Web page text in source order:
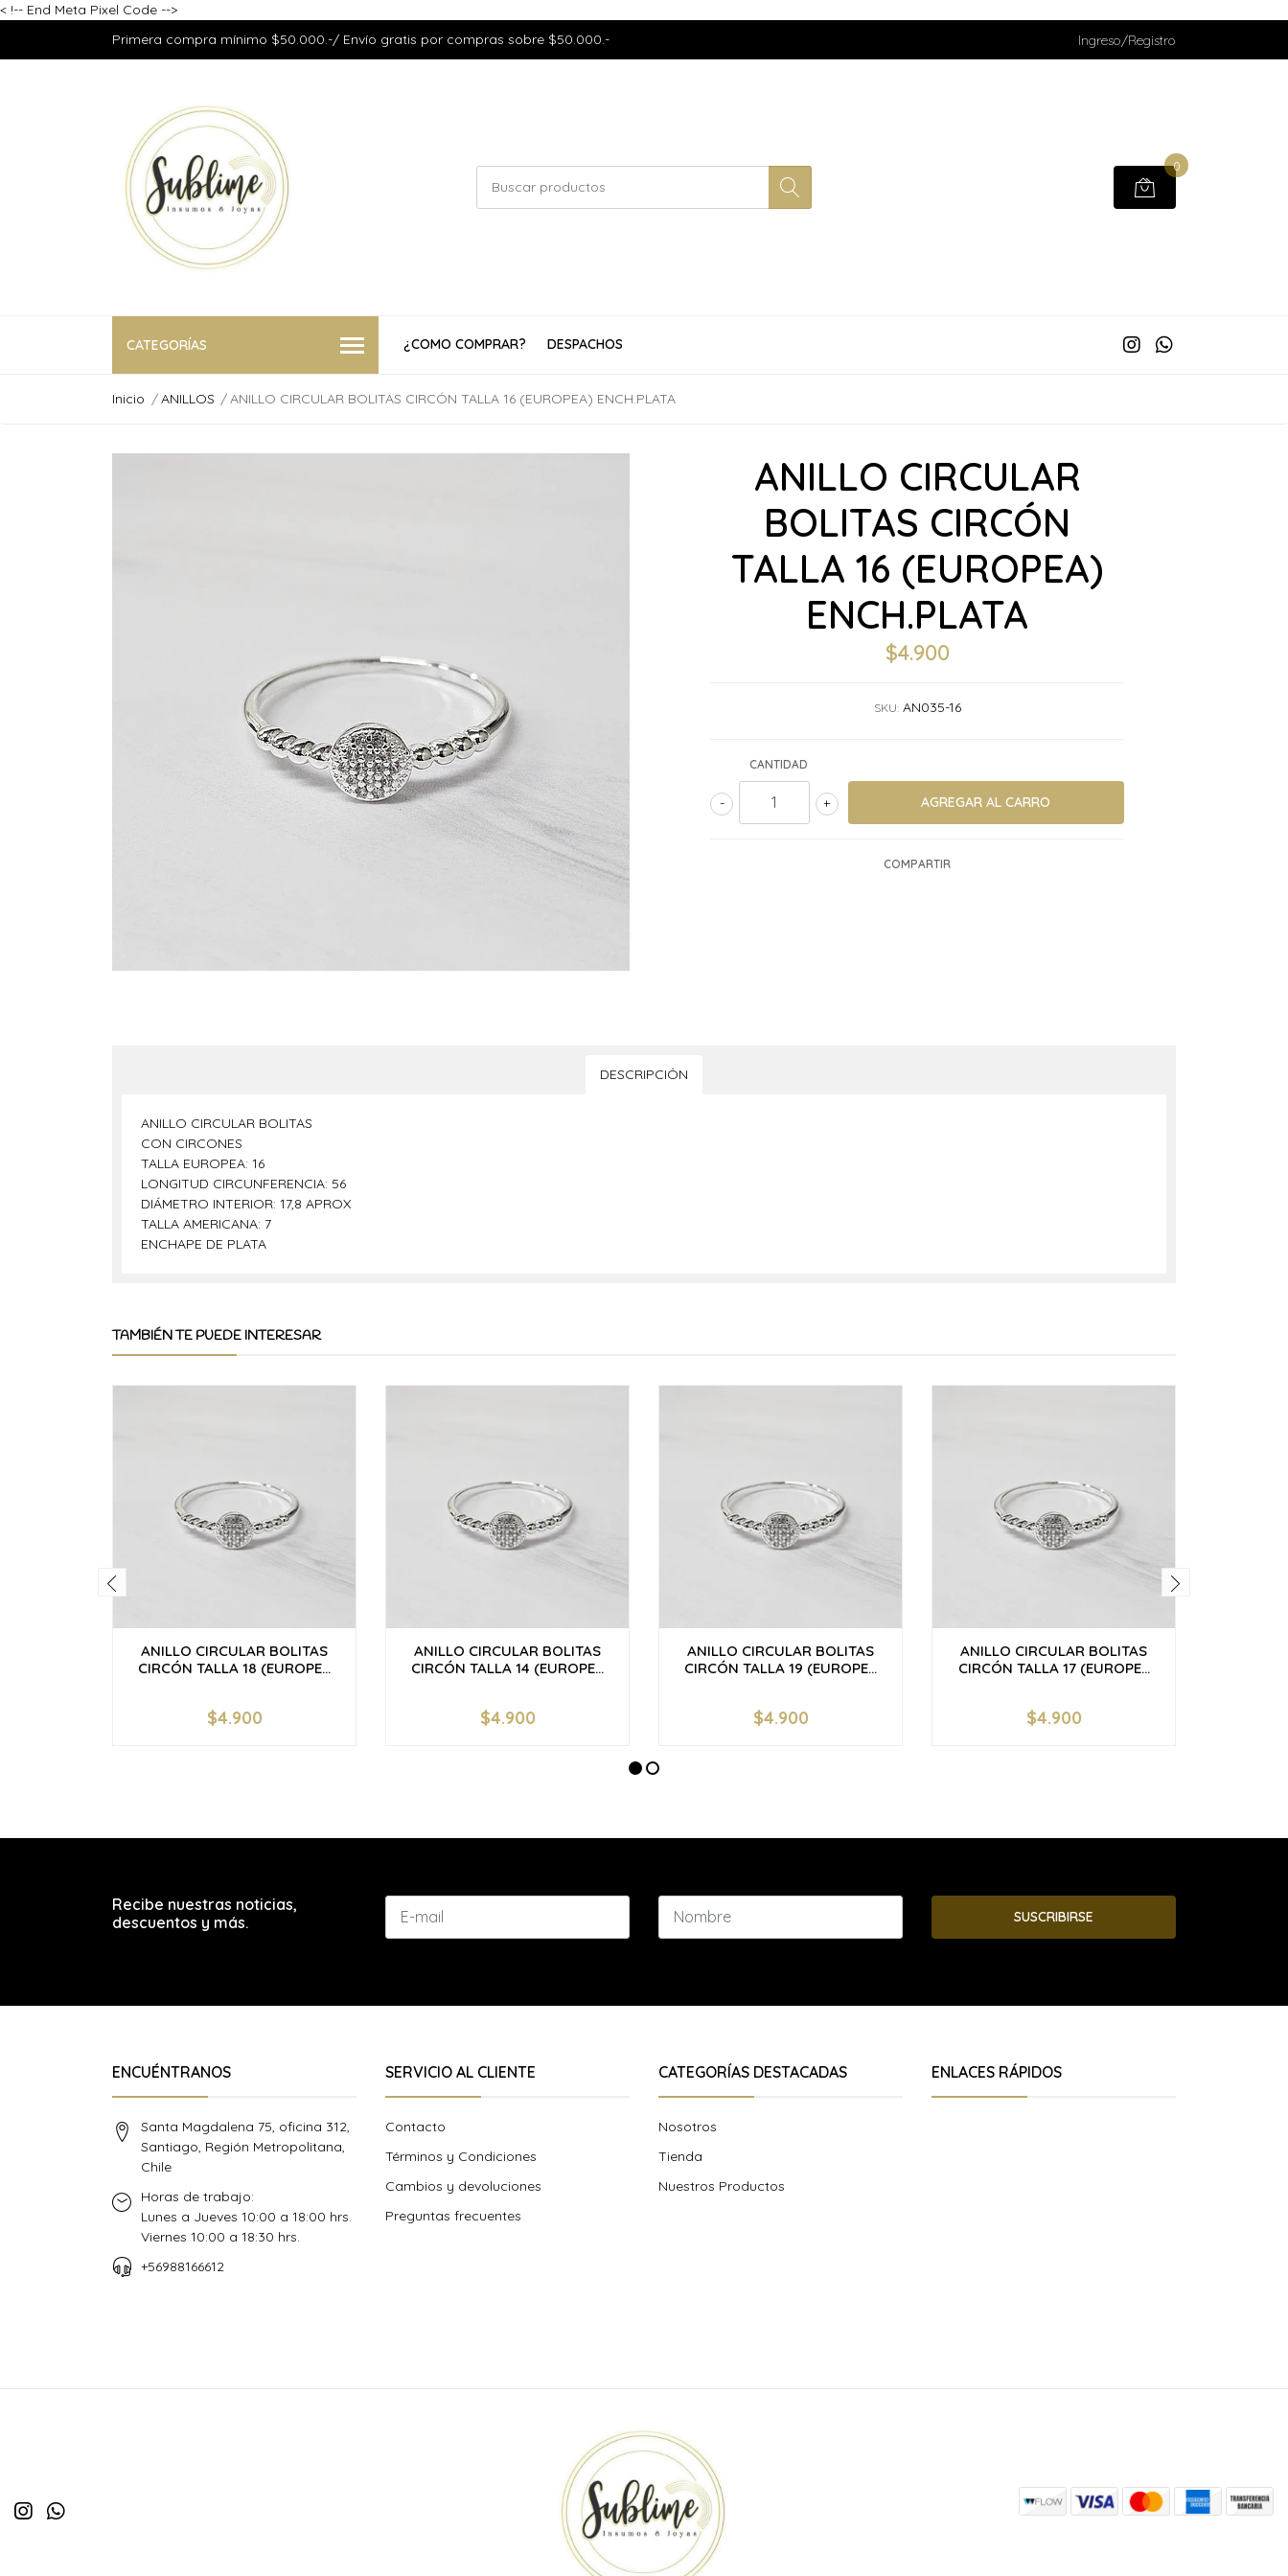
< !-- End Meta Pixel Code -->
Primera compra mínimo $50.000.-/ Envío gratis por compras sobre $50.000.-
Ingreso/Registro
0
CATEGORÍAS ¿COMO COMPRAR? DESPACHOS
Inicio ANILLOS ANILLO CIRCULAR BOLITAS CIRCÓN TALLA 16 (EUROPEA) ENCH.PLATA
ANILLO CIRCULAR
BOLITAS CIRCÓN
TALLA 16 (EUROPEA)
ENCH.PLATA
$4.900
SKU: AN035-16
CANTIDAD
+
-
COMPARTIR
DESCRIPCIÓN
ANILLO CIRCULAR BOLITAS
CON CIRCONES
TALLA EUROPEA: 16
LONGITUD CIRCUNFERENCIA: 56
DIÁMETRO INTERIOR: 17,8 APROX
TALLA AMERICANA: 7
ENCHAPE DE PLATA
TAMBIÉN TE PUEDE INTERESAR
ANILLO CIRCULAR BOLITAS
CIRCÓN TALLA 18 (EUROPE...
+
$4.900
ANILLO CIRCULAR BOLITAS
CIRCÓN TALLA 14 (EUROPE...
+
$4.900
ANILLO CIRCULAR BOLITAS
CIRCÓN TALLA 19 (EUROPE...
+
$4.900
ANILLO CIRCULAR BOLITAS
CIRCÓN TALLA 17 (EUROPE...
+
$4.900
Recibe nuestras noticias,
descuentos y más.
SUSCRIBIRSE
ENCUÉNTRANOS
Santa Magdalena 75, oficina 312,
Santiago, Región Metropolitana,
Chile
Horas de trabajo:
Lunes a Jueves 10:00 a 18:00 hrs.
Viernes 10:00 a 18:30 hrs.
+56988166612
SERVICIO AL CLIENTE
Contacto
Términos y Condiciones
Cambios y devoluciones
Preguntas frecuentes
CATEGORÍAS DESTACADAS
Nosotros
Tienda
Nuestros Productos
ENLACES RÁPIDOS